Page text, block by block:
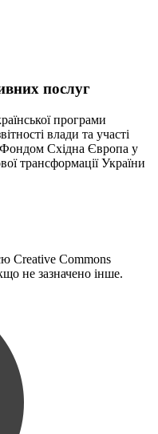
послуг
програми
влади та участі
Фондом Східна Європа у
трансформації України
Creative Commons
не зазначено інше.